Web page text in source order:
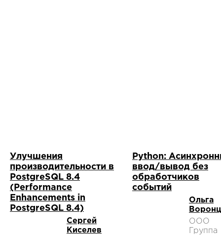
Улучшения
производительности в
PostgreSQL 8.4
(Performance
Enhancements in
PostgreSQL 8.4)
Сергей
Киселев
Python:
ввод/вывод без
обработчиков
событий
Ольга
ООО
Группа